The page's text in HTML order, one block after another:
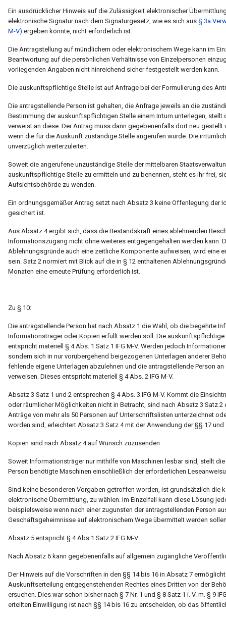
Ein ausdrücklicher Hinweis auf die Zulässigkeit elektronischer
elektronische Signatur nach dem Signaturgesetz, wie es sich aus § 3a
M-V) ergeben könnte, nicht erforderlich ist.
Die Antragstellung auf mündlichem oder elektronischem Wege kann im
Beantwortung auf die persönlichen Verhältnisse von Einzelpersonen
vorliegenden Angaben nicht hinreichend sicher festgestellt werden kann.
Die auskunftspflichtige Stelle ist auf Anfrage bei der Formulierung des
Die antragstellende Person ist gehalten, die Anfrage jeweils an die
Bestimmung der auskunftspflichtigen Stelle einem Irrtum unterlegen,
verweist an diese. Der Antrag muss dann gegebenenfalls dort neu
wenn die für die Auskunft zuständige Stelle angerufen wurde. Die
unverzüglich weiterzuleiten.
Soweit die angerufene unzuständige Stelle der mittelbaren
auskunftspflichtige Stelle zu ermitteln und zu benennen, steht es ihr frei,
Aufsichtsbehörde zu wenden.
Ein ordnungsgemäßer Antrag setzt nach Absatz 3 keine Offenlegung der
gesichert ist.
Aus Absatz 4 ergibt sich, dass die Bestandskraft eines ablehnenden
Informationszugang nicht ohne weiteres entgegengehalten werden kann.
Ablehnungsgründe auch eine zeitliche Komponente aufweisen, wird eine
sein. Satz 2 normiert mit Blick auf die in § 12 enthaltenen
Monaten eine erneute Prüfung erforderlich ist.
Zu § 10:
Die antragstellende Person hat nach Absatz 1 die Wahl, ob die begehrte
Informationsträger oder Kopien erfüllt werden soll. Die
entspricht materiell § 4 Abs. 1 Satz 1 IFG M-V. Werden jedoch
sondern sich in nur vorübergehend beigezogenen Unterlagen anderer
fehlende eigene Unterlagen abzulehnen und die antragstellende Person
verweisen. Dieses entspricht materiell § 4 Abs. 2 IFG M-V.
Absatz 3 Satz 1 und 2 entsprechen § 4 Abs. 3 IFG M-V. Kommt die
oder räumlicher Möglichkeiten nicht in Betracht, sind nach Absatz 3 Satz
Anträge von mehr als 50 Personen auf Unterschriftslisten unterzeichnet
worden sind, erleichtert Absatz 3 Satz 4 mit der Anwendung der §§ 17
Kopien sind nach Absatz 4 auf Wunsch zuzusenden .
Soweit Informationsträger nur mithilfe von Maschinen lesbar sind, stellt
Person benötigte Maschinen einschließlich der erforderlichen
Sind keine besonderen Vorgaben getroffen worden, ist grundsätzlich
elektronische Übermittlung, zu wählen. Im Einzelfall kann diese Lösung
beispielsweise wenn nach einer zugunsten der antragstellenden Person
Geschäftsgeheimnisse auf elektronischem Wege übermittelt werden
Absatz 5 entspricht § 4 Abs.1 Satz 2 IFG M-V.
Nach Absatz 6 kann gegebenenfalls auf allgemein zugängliche
Der Hinweis auf die Vorschriften in den §§ 14 bis 16 in Absatz 7
Auskunftserteilung entgegenstehenden Rechtes eines Dritten von der
ersuchen. Dies war schon bisher nach § 7 Nr. 1 und § 8 Satz 1 i. V. m. § 9
erteilten Einwilligung ist nach §§ 14 bis 16 zu entscheiden, ob das